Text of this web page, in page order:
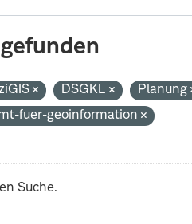
DSGKL
Planung
fuer-geoinformation
Suche.